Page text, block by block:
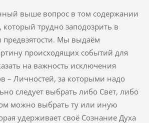
выше вопрос в том содержании
трудно заподозрить в
предвзятости. Мы выдаём
происходящих событий для
на важность исключения
– Личностей, за которыми надо
следует выбрать либо Свет, либо
можно выбрать ту или иную
удерживает своё Сознание Духа